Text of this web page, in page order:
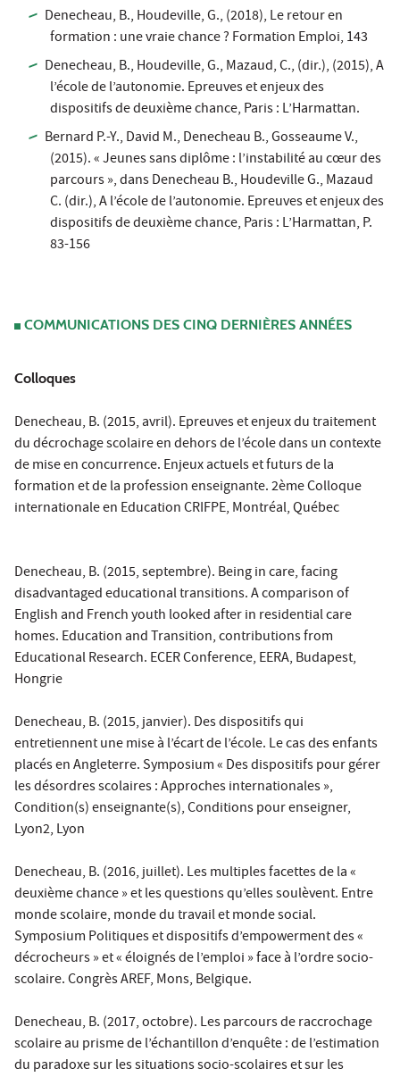
Denecheau, B., Houdeville, G., (2018), Le retour en
formation : une vraie chance ? Formation Emploi, 143
Denecheau, B., Houdeville, G., Mazaud, C., (dir.), (2015), A
l’école de l’autonomie. Epreuves et enjeux des
dispositifs de deuxième chance, Paris : L’Harmattan.
Bernard P.-Y., David M., Denecheau B., Gosseaume V.,
(2015). « Jeunes sans diplôme : l’instabilité au cœur des
parcours », dans Denecheau B., Houdeville G., Mazaud
C. (dir.), A l’école de l’autonomie. Epreuves et enjeux des
dispositifs de deuxième chance, Paris : L’Harmattan, P.
83-156
COMMUNICATIONS DES CINQ DERNIÈRES ANNÉES
Colloques
Denecheau, B. (2015, avril). Epreuves et enjeux du traitement
du décrochage scolaire en dehors de l’école dans un contexte
de mise en concurrence. Enjeux actuels et futurs de la
formation et de la profession enseignante. 2ème Colloque
internationale en Education CRIFPE, Montréal, Québec
Denecheau, B. (2015, septembre). Being in care, facing
disadvantaged educational transitions. A comparison of
English and French youth looked after in residential care
homes. Education and Transition, contributions from
Educational Research. ECER Conference, EERA, Budapest,
Hongrie
Denecheau, B. (2015, janvier). Des dispositifs qui
entretiennent une mise à l’écart de l’école. Le cas des enfants
placés en Angleterre. Symposium « Des dispositifs pour gérer
les désordres scolaires : Approches internationales »,
Condition(s) enseignante(s), Conditions pour enseigner,
Lyon2, Lyon
Denecheau, B. (2016, juillet). Les multiples facettes de la «
deuxième chance » et les questions qu’elles soulèvent. Entre
monde scolaire, monde du travail et monde social.
Symposium Politiques et dispositifs d’empowerment des «
décrocheurs » et « éloignés de l’emploi » face à l’ordre socio-
scolaire. Congrès AREF, Mons, Belgique.
Denecheau, B. (2017, octobre). Les parcours de raccrochage
scolaire au prisme de l’échantillon d’enquête : de l’estimation
du paradoxe sur les situations socio-scolaires et sur les